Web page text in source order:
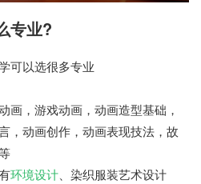
专业?
可以选很多专业
画，游戏动画，动画造型基础，
，动画创作，动画表现技法，故
环境设计、染织服装艺术设计